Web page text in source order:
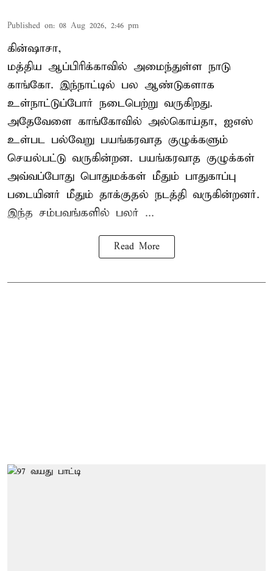
Published on: 08 Aug 2026, 2:46 pm
கின்ஷாசா,
மத்திய ஆப்பிரிக்காவில் அமைந்துள்ள நாடு
காங்கோ. இந்நாட்டில் பல ஆண்டுகளாக
உள்நாட்டுப்போர் நடைபெற்று வருகிறது.
அதேவேளை காங்கோவில் அல்கொய்தா, ஐஎஸ்
உள்பட பல்வேறு பயங்கரவாத குழுக்களும்
செயல்பட்டு வருகின்றன. பயங்கரவாத குழுக்கள்
அவ்வப்போது பொதுமக்கள் மீதும் பாதுகாப்பு
படையினர் மீதும் தாக்குதல் நடத்தி வருகின்றனர்.
இந்த சம்பவங்களில் பலர் ...
Read More